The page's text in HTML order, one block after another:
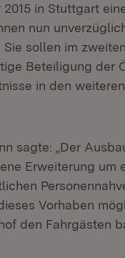
in Stuttgart
nun
sollen im
Beteiligung der
in den
sagte: „Der
Erweiterung um
Vorhaben
den Fahrgästen